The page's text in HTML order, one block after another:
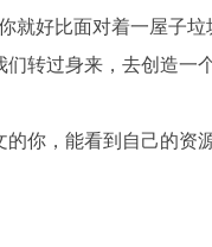
就好比面对着一屋子
们转过身来，去创造
的你，能看到自己的资